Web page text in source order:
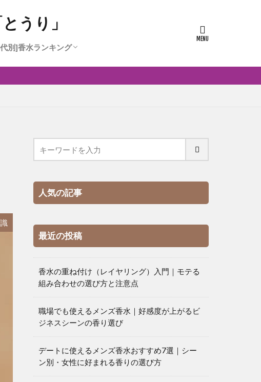
うり」
別]香水ランキング
人気の記事
最近の投稿
香水の重ね付け（レイヤリング）入門｜モテる
組み合わせの選び方と注意点
職場でも使えるメンズ香水｜好感度が上がるビ
ジネスシーンの香り選び
デートに使えるメンズ香水おすすめ7選｜シー
ン別・女性に好まれる香りの選び方